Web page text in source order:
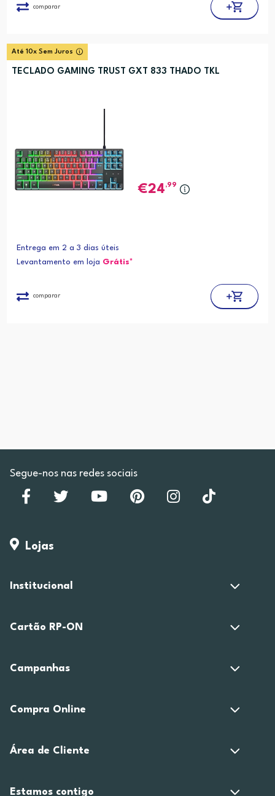
comparar
Até 10x Sem Juros
TECLADO GAMING TRUST GXT 833 THADO TKL
24,99
Entrega em 2 a 3 dias úteis
Levantamento em loja Grátis*
comparar
Segue-nos nas redes sociais
Lojas
Institucional
Cartão RP-ON
Campanhas
Compra Online
Área de Cliente
Estamos contigo